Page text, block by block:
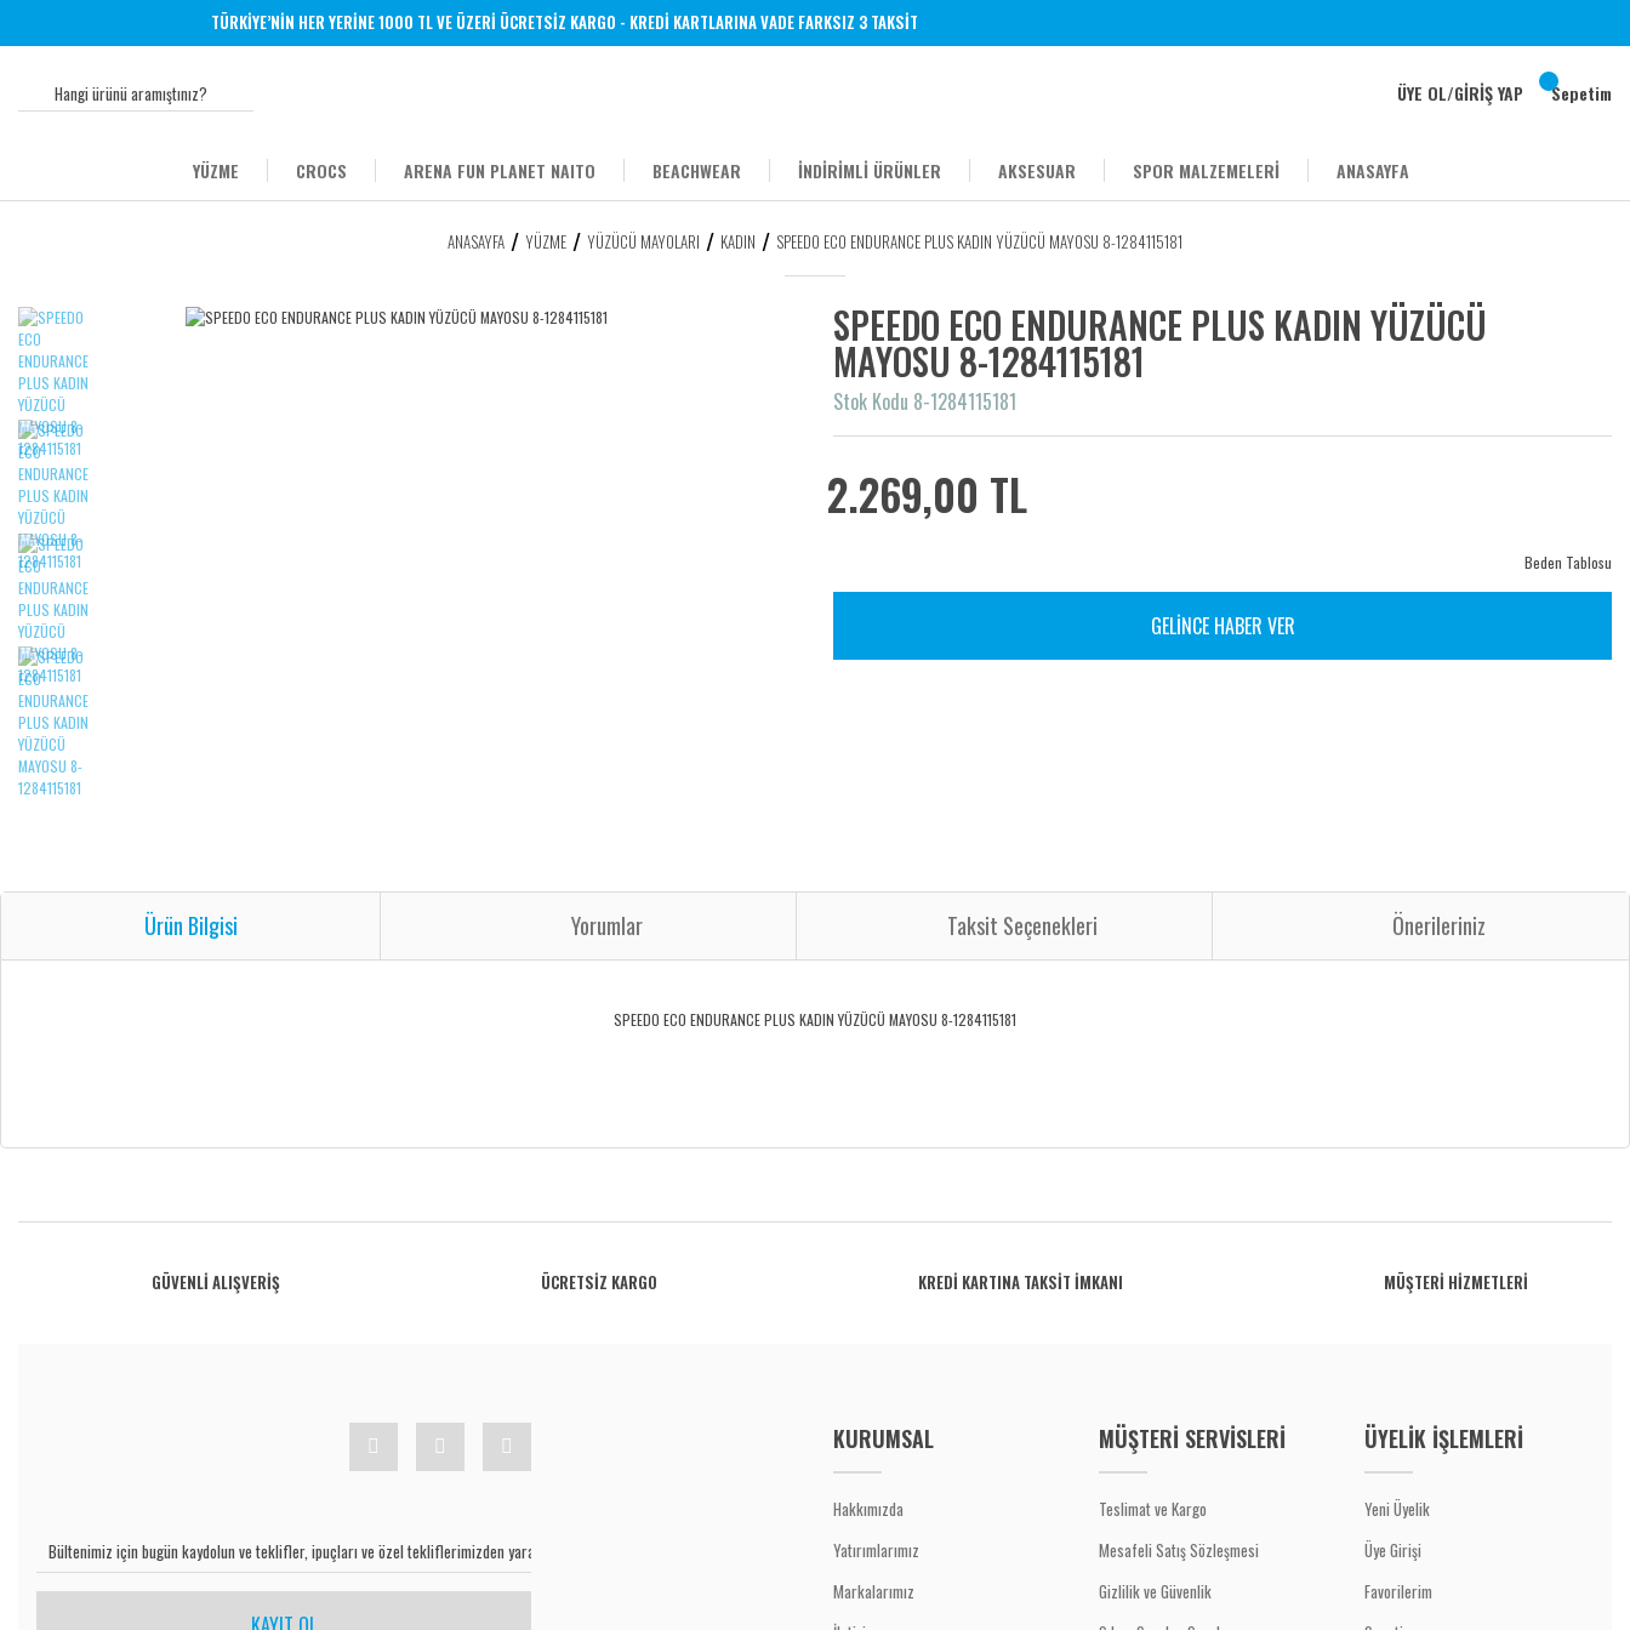
TÜRKİYE’NİN HER YERİNE 1000 TL VE ÜZERİ ÜCRETSİZ KARGO - KREDİ KARTLARINA VADE FARKSIZ 3 TAKSİT
ÜYE OL/GİRİŞ YAP Sepetim
YÜZME CROCS ARENA FUN PLANET NAITO BEACHWEAR İNDİRİMLİ ÜRÜNLER AKSESUAR SPOR MALZEMELERİ ANASAYFA
ANASAYFA YÜZME YÜZÜCÜ MAYOLARI KADIN SPEEDO ECO ENDURANCE PLUS KADIN YÜZÜCÜ MAYOSU 8-1284115181
SPEEDO ECO ENDURANCE PLUS KADIN YÜZÜCÜ
MAYOSU 8-1284115181
Stok Kodu 8-1284115181
2.269,00 TL
Beden Tablosu
GELİNCE HABER VER
Ürün Bilgisi Yorumlar Taksit Seçenekleri Önerileriniz
SPEEDO ECO ENDURANCE PLUS KADIN YÜZÜCÜ MAYOSU 8-1284115181
Görüş ve önerileriniz için teşekkür ederiz.
Ürün resmi kalitesiz, bozuk veya görüntülenemiyor.
GÜVENLİ ALIŞVERİŞ ÜCRETSİZ KARGO KREDİ KARTINA TAKSİT İMKANI MÜŞTERİ HİZMETLERİ
KURUMSAL
Hakkımızda
Yatırımlarımız
Markalarımız
MÜŞTERİ SERVİSLERİ
Teslimat ve Kargo
Mesafeli Satış Sözleşmesi
Gizlilik ve Güvenlik
ÜYELİK İŞLEMLERİ
Yeni Üyelik
Üye Girişi
Favorilerim